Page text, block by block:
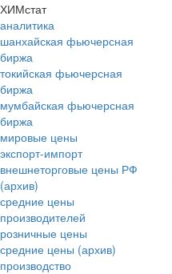
ХИМстат
аналитика
шанхайская фьючерсная
биржа
токийская фьючерсная
биржа
мумбайская фьючерсная
биржа
мировые цены
экспорт-импорт
внешнеторговые цены РФ
(архив)
средние цены
производителей
розничные цены
средние цены (архив)
производство